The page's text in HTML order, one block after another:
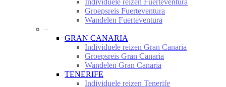
Individuele reizen Fuerteventura
Groepsreis Fuerteventura
Wandelen Fuerteventura
–
GRAN CANARIA
Individuele reizen Gran Canaria
Groepsreis Gran Canaria
Wandelen Gran Canaria
TENERIFE
Individuele reizen Tenerife